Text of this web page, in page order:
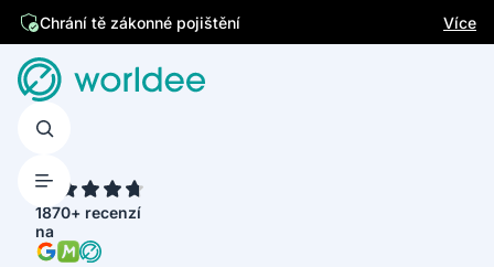
Jsme česká firma Více
1870+ recenzí
na